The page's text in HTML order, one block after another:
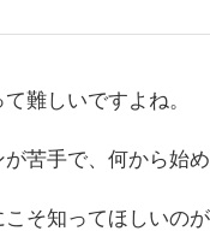
難しいですよね。
が苦手で、何から始
そ知ってほしいの